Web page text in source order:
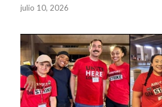
julio 10, 2026